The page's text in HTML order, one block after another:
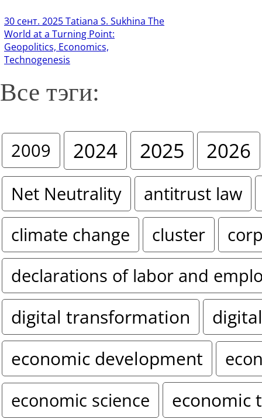
30 сент. 2025Tatiana S. Sukhina The
World at a Turning Point:
Geopolitics, Economics,
Technogenesis
Все тэги:
2009 2024 2025 2026
Net Neutrality
antitrust law
climate change
cluster
declarations of labor and
digital transformation
economic development
economic science
economic